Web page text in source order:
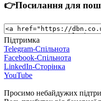
👉Посилання для
Підтримка
Telegram-Спільнота
Facebook-Спільнота
LinkedIn-Сторінка
YouTube
Просимо небайдужих